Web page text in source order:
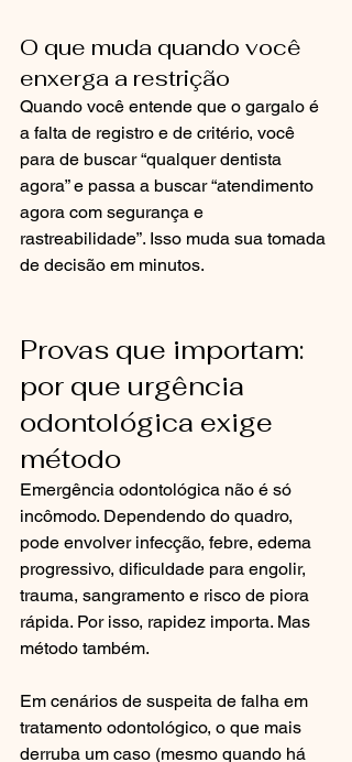
O que muda quando você
enxerga a restrição
Quando você entende que o gargalo é
a falta de registro e de critério, você
para de buscar “qualquer dentista
agora” e passa a buscar “atendimento
agora com segurança e
rastreabilidade”. Isso muda sua tomada
de decisão em minutos.
Provas que importam:
por que urgência
odontológica exige
método
Emergência odontológica não é só
incômodo. Dependendo do quadro,
pode envolver infecção, febre, edema
progressivo, dificuldade para engolir,
trauma, sangramento e risco de piora
rápida. Por isso, rapidez importa. Mas
método também.
Em cenários de suspeita de falha em
tratamento odontológico, o que mais
derruba um caso (mesmo quando há